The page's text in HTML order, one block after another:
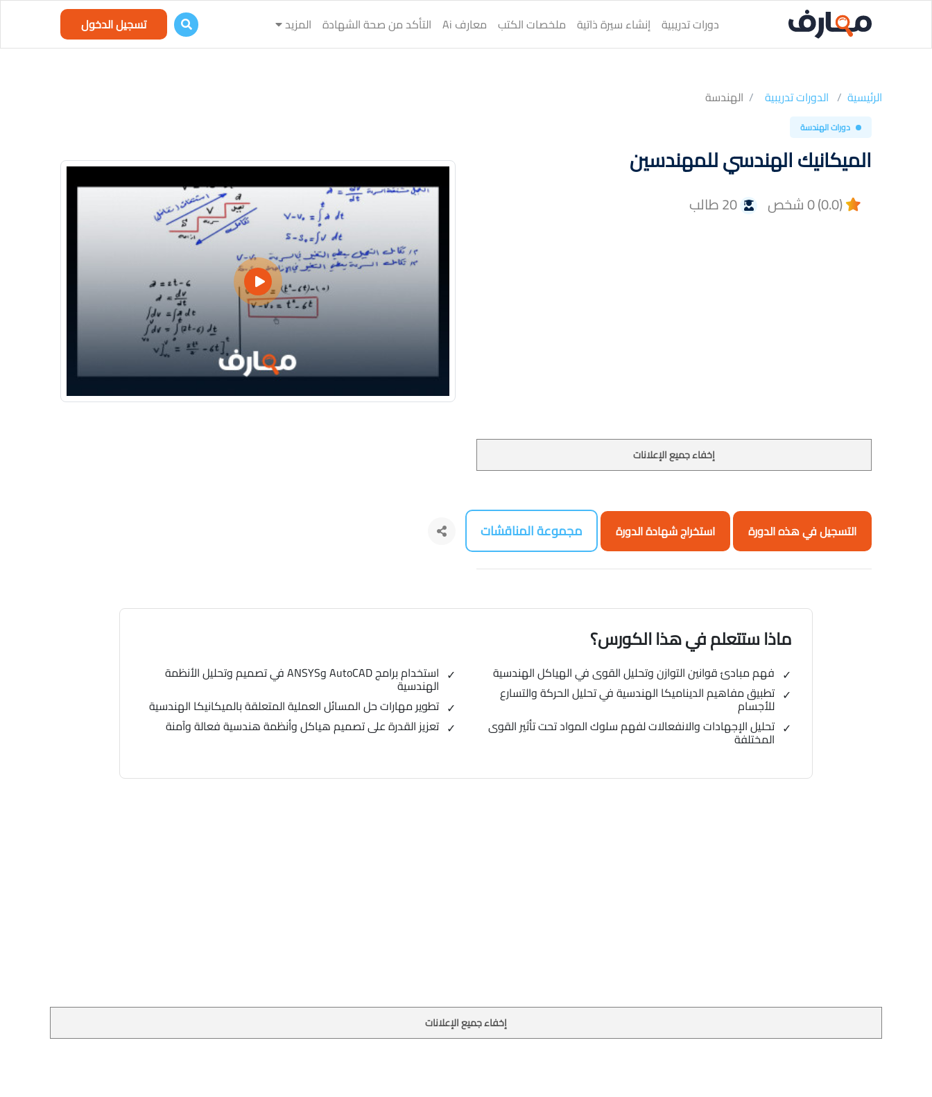
دورات تدريبية إنشاء سيرة ذاتية ملخصات الكتب معارف Ai التأكد من صحة الشهادة المزيد تسجيل الدخول
الرئيسية الدورات تدريبية الهندسة
دورات الهندسة
الميكانيك الهندسي للمهندسين
(0.0) 0 شخص 20 طالب
إخفاء جميع الإعلانات
التسجيل في هذه الدورة استخراج شهادة الدورة مجموعة المناقشات
ماذا ستتعلم في هذا الكورس؟
فهم مبادئ قوانين التوازن وتحليل القوى في الهياكل الهندسية
تطبيق مفاهيم الديناميكا الهندسية في تحليل الحركة والتسارع
للأجسام
تحليل الإجهادات والانفعالات لفهم سلوك المواد تحت تأثير القوى
المختلفة
استخدام برامج AutoCAD وANSYS في تصميم وتحليل الأنظمة
الهندسية
تطوير مهارات حل المسائل العملية المتعلقة بالميكانيكا الهندسية
تعزيز القدرة على تصميم هياكل وأنظمة هندسية فعالة وآمنة
إخفاء جميع الإعلانات